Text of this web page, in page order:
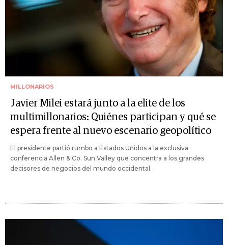
MILLONARIOS
Javier Milei estará junto a la elite de los
multimillonarios: Quiénes participan y qué se
espera frente al nuevo escenario geopolítico
El presidente partió rumbo a Estados Unidos a la exclusiva
conferencia Allen & Co. Sun Valley que concentra a los grandes
decisores de negocios del mundo occidental.